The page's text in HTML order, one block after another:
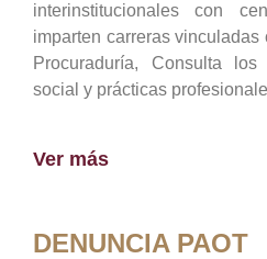
interinstitucionales con
imparten carreras
Procuraduría, Consulta
social y prácticas
Ver más
DENUNCIA PAOT